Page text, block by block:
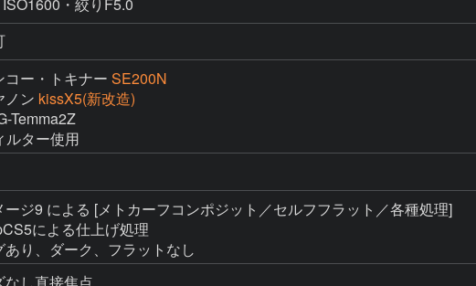
ー・トキナー SE200N
ノン kissX5(新改造)
Temma2Z
ルター使用
ージ9 による [メトカーフコンポジット／セルフフラット／各種処理]
による仕上げ処理
あり、ダーク、フラットなし
なし直接焦点